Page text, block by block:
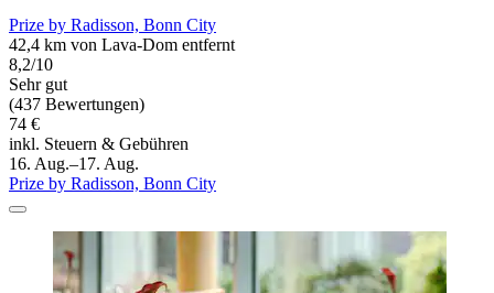
Prize by Radisson, Bonn City
42,4 km von Lava-Dom entfernt
8,2/10
Sehr gut
(437 Bewertungen)
74 €
inkl. Steuern & Gebühren
16. Aug.–17. Aug.
Prize by Radisson, Bonn City